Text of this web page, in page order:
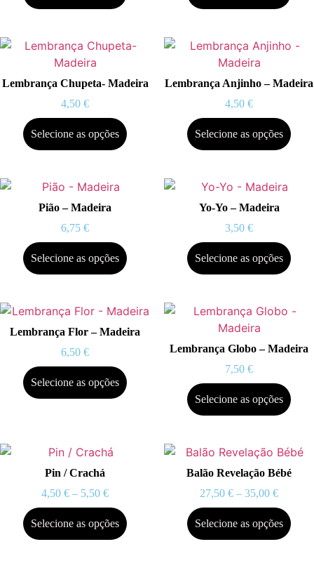
Lembrança Chupeta- Madeira
4,50 €
Selecione as opções
Lembrança Anjinho – Madeira
4,50 €
Selecione as opções
Pião – Madeira
6,75 €
Selecione as opções
Yo-Yo – Madeira
3,50 €
Selecione as opções
Lembrança Flor – Madeira
6,50 €
Selecione as opções
Lembrança Globo – Madeira
7,50 €
Selecione as opções
Pin / Crachá
4,50 € – 5,50 €
Selecione as opções
Balão Revelação Bébé
27,50 € – 35,00 €
Selecione as opções